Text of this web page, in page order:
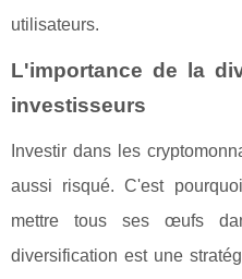
utilisateurs.
L'importance de la
investisseurs
Investir dans les
aussi risqué. C'est
mettre tous ses œufs
diversification est une